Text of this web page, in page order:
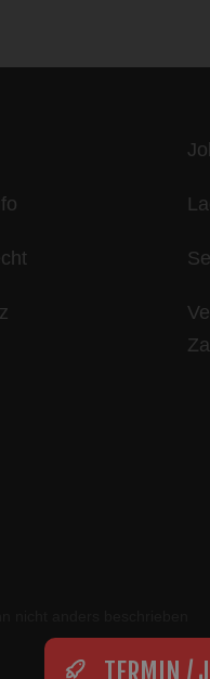
TERMIN /